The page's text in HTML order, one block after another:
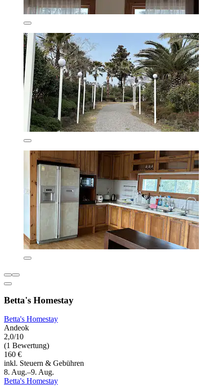
Betta's Homestay
Betta's Homestay
Andeok
2,0/10
(1 Bewertung)
160 €
inkl. Steuern & Gebühren
8. Aug.–9. Aug.
Betta's Homestay